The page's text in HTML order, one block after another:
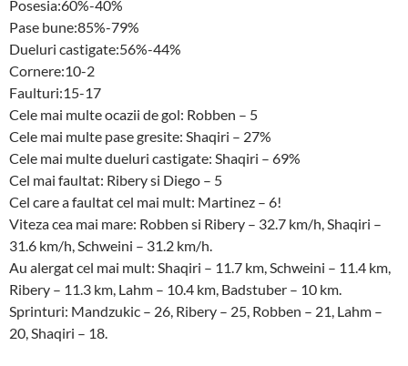
Posesia:60%-40%
Pase bune:85%-79%
Dueluri castigate:56%-44%
Cornere:10-2
Faulturi:15-17
Cele mai multe ocazii de gol: Robben – 5
Cele mai multe pase gresite: Shaqiri – 27%
Cele mai multe dueluri castigate: Shaqiri – 69%
Cel mai faultat: Ribery si Diego – 5
Cel care a faultat cel mai mult: Martinez – 6!
Viteza cea mai mare: Robben si Ribery – 32.7 km/h, Shaqiri –
31.6 km/h, Schweini – 31.2 km/h.
Au alergat cel mai mult: Shaqiri – 11.7 km, Schweini – 11.4 km,
Ribery – 11.3 km, Lahm – 10.4 km, Badstuber – 10 km.
Sprinturi: Mandzukic – 26, Ribery – 25, Robben – 21, Lahm –
20, Shaqiri – 18.